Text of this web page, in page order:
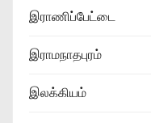
இராணிப்பேட்டை
இராமநாதபுரம்
இலக்கியம்